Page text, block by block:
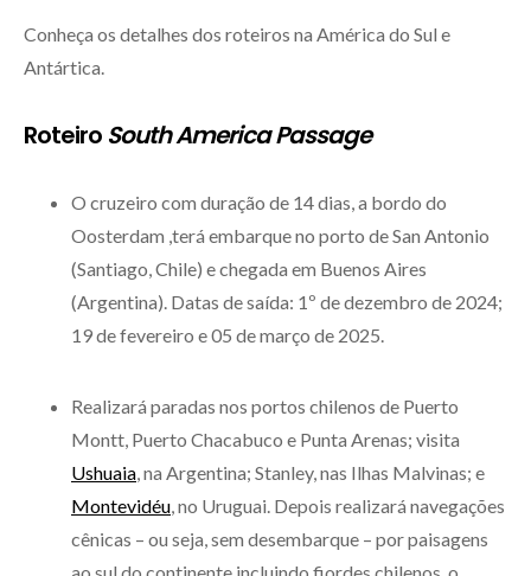
Conheça os detalhes dos roteiros na América do Sul e
Antártica.
Roteiro South America Passage
O cruzeiro com duração de 14 dias, a bordo do
Oosterdam ,terá embarque no porto de San Antonio
(Santiago, Chile) e chegada em Buenos Aires
(Argentina). Datas de saída: 1º de dezembro de 2024;
19 de fevereiro e 05 de março de 2025.
Realizará paradas nos portos chilenos de Puerto
Montt, Puerto Chacabuco e Punta Arenas; visita
Ushuaia , na Argentina; Stanley, nas Ilhas Malvinas; e
Montevidéu , no Uruguai. Depois realizará navegações
cênicas – ou seja, sem desembarque – por paisagens
ao sul do continente incluindo fiordes chilenos, o